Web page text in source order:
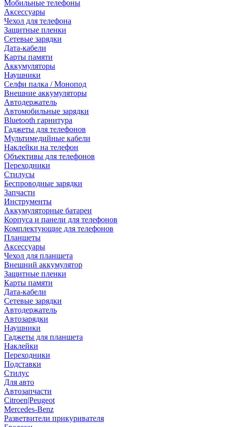
Мобильные телефоны
Аксессуары
Чехол для телефона
Защитные пленки
Сетевые зарядки
Дата-кабели
Карты памяти
Аккумуляторы
Наушники
Селфи палка / Монопод
Внешние аккумуляторы
Автодержатель
Автомобильные зарядки
Bluetooth гарнитура
Гаджеты для телефонов
Мультимедийные кабели
Наклейки на телефон
Объективы для телефонов
Переходники
Стилусы
Беспроводные зарядки
Запчасти
Инструменты
Аккумуляторные батареи
Корпуса и панели для телефонов
Комплектующие для телефонов
Планшеты
Аксессуары
Чехол для планшета
Внешний аккумулятор
Защитные пленки
Карты памяти
Дата-кабели
Сетевые зарядки
Автодержатель
Автозарядки
Наушники
Гаджеты для планшета
Наклейки
Переходники
Подставки
Стилус
Для авто
Автозапчасти
Citroen|Peugeot
Mercedes-Benz
Разветвители прикуривателя